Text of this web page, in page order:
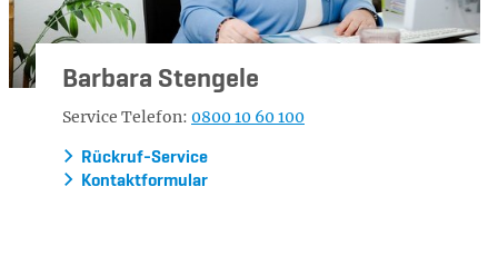
Barbara Stengele
Service Telefon: 0800 10 60 100
Rückruf-Service
Kontaktformular